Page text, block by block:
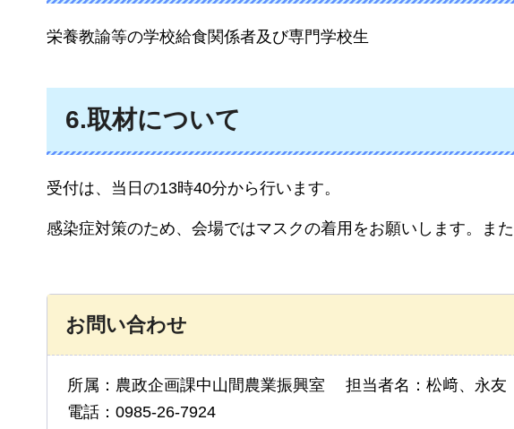
栄養教諭等の学校給食関係者及び専門学校生
6.取材について
受付は、当日の13時40分から行います。
感染症対策のため、会場ではマスクの着用をお願いします。ま
お問い合わせ
所属：農政企画課中山間農業振興室 担当者名：松﨑、永友
電話：0985-26-7924